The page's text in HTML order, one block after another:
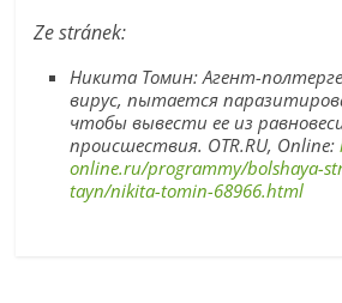
Ze stránek:
Никита Томин: Агент-
вирус, пытается
чтобы вывести ее из
происшествия. OTR.RU, Online:
online.ru/programmy/bolshaya-
tayn/nikita-tomin-68966.html